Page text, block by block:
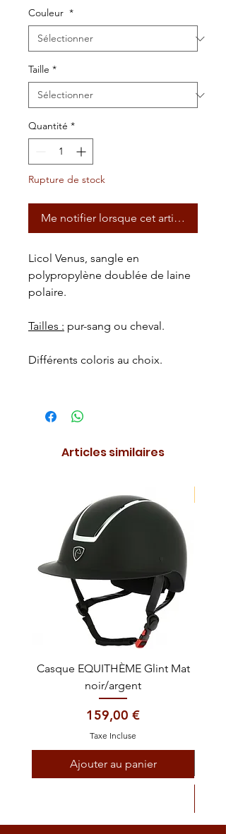
Couleur *
Taille *
Quantité *
Rupture de stock
Me notifier lorsque cet article est
Licol Venus, sangle en
polypropylène doublée de laine
polaire.
Tailles : pur-sang ou cheval.
Différents coloris au choix.
Articles similaires
Casque EQUITHÈME Glint Mat
noir/argent
Prix
159,00 €
Taxe Incluse
Ajouter au panier